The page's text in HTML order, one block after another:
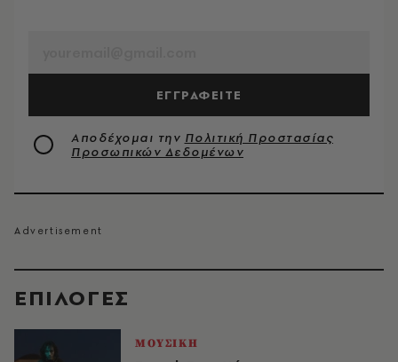
EΠΙΛΟΓΈΣ
ΜΟΥΣΙΚΗ
ΕΓΓΡΑΦΕΙΤΕ
Αποδέχομαι την Πολιτική Προστασίας
Προσωπικών Δεδομένων